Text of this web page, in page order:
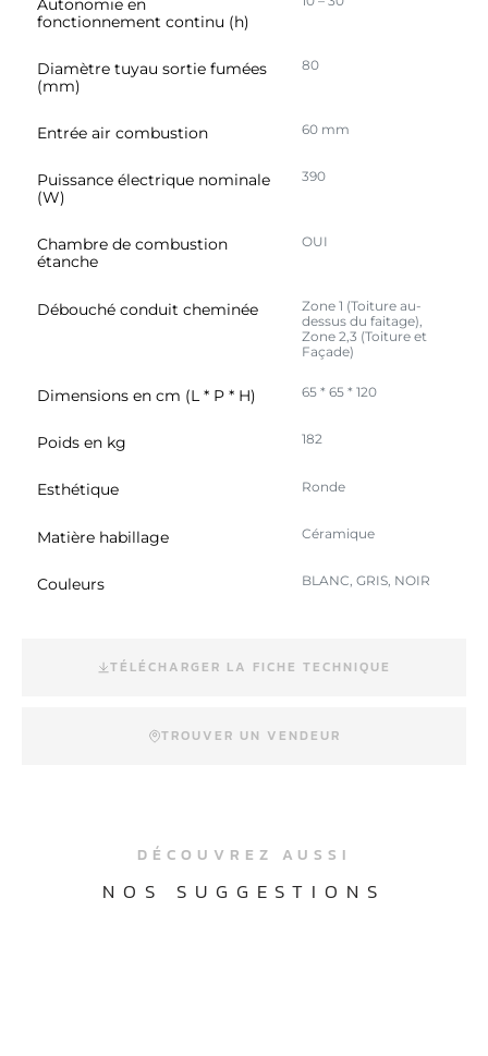
Autonomie en
fonctionnement continu (h)
Diamètre tuyau sortie fumées
(mm)
80
Entrée air combustion 60 mm
Puissance électrique nominale
(W)
390
Chambre de combustion
étanche
OUI
Débouché conduit cheminée
Zone 1 (Toiture au-
dessus du faitage),
Zone 2,3 (Toiture et
Façade)
Dimensions en cm (L * P * H) 65 * 65 * 120
Poids en kg 182
Esthétique Ronde
Matière habillage Céramique
Couleurs BLANC, GRIS, NOIR
TÉLÉCHARGER LA FICHE TECHNIQUE
TROUVER UN VENDEUR
DÉCOUVREZ AUSSI
NOS SUGGESTIONS